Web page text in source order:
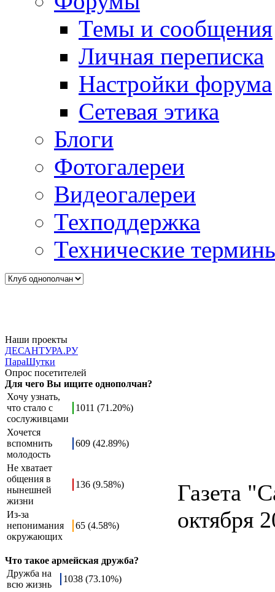
Темы и сообщения
Личная переписка
Настройки форума
Сетевая этика
Блоги
Фотогалереи
Видеогалереи
Техподдержка
Технические
Наши проекты
ДЕСАНТУРА.РУ
ПараШутки
Опрос посетителей
Для чего Вы ищите однополчан?
Хочу узнать,
что стало с
сослуживцами
1011 (71.20%)
Хочется
вспомнить
молодость
609 (42.89%)
Не хватает
общения в
нынешней
жизни
136 (9.58%)
Из-за
непонимания
окружающих
65 (4.58%)
Что такое армейская дружба?
Дружба на
всю жизнь
1038 (73.10%)
Газета
октября